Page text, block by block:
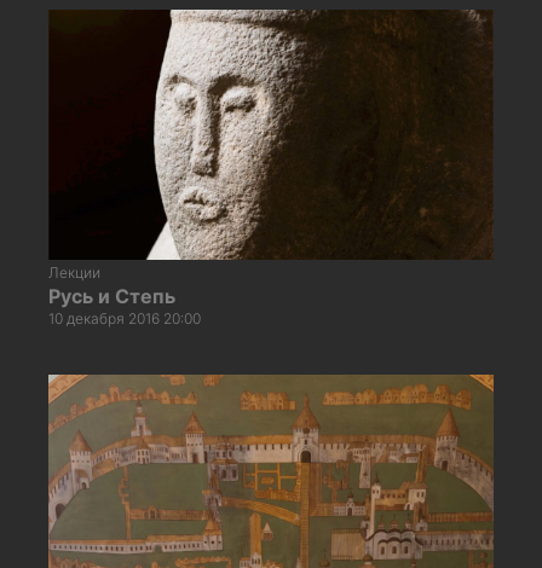
Лекции
Русь и Степь
10 декабря 2016 20:00